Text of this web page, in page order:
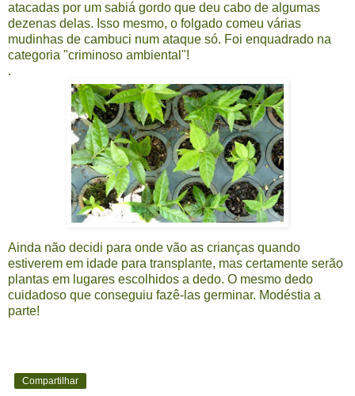
atacadas por um sabiá gordo que deu cabo de algumas
dezenas delas. Isso mesmo, o folgado comeu várias
mudinhas de cambuci num ataque só. Foi enquadrado na
categoria "criminoso ambiental"!
.
Ainda não decidi para onde vão as crianças quando
estiverem em idade para transplante, mas certamente serão
plantas em lugares escolhidos a dedo. O mesmo dedo
cuidadoso que conseguiu fazê-las germinar. Modéstia a
parte!
Compartilhar